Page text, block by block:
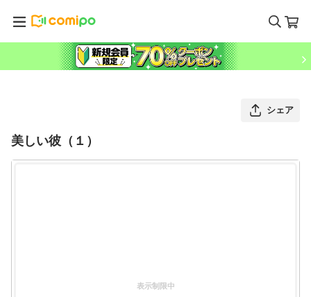
シェア
美しい彼（１）
表示制限中